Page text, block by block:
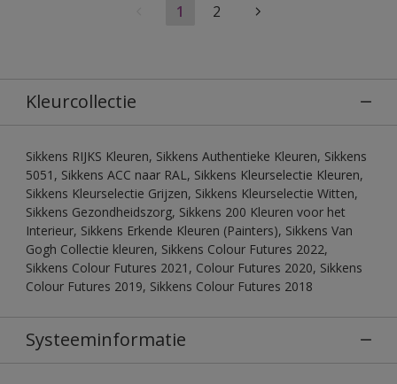
1 2
Kleurcollectie
Sikkens RIJKS Kleuren, Sikkens Authentieke Kleuren, Sikkens
5051, Sikkens ACC naar RAL, Sikkens Kleurselectie Kleuren,
Sikkens Kleurselectie Grijzen, Sikkens Kleurselectie Witten,
Sikkens Gezondheidszorg, Sikkens 200 Kleuren voor het
Interieur, Sikkens Erkende Kleuren (Painters), Sikkens Van
Gogh Collectie kleuren, Sikkens Colour Futures 2022,
Sikkens Colour Futures 2021, Colour Futures 2020, Sikkens
Colour Futures 2019, Sikkens Colour Futures 2018
Systeeminformatie